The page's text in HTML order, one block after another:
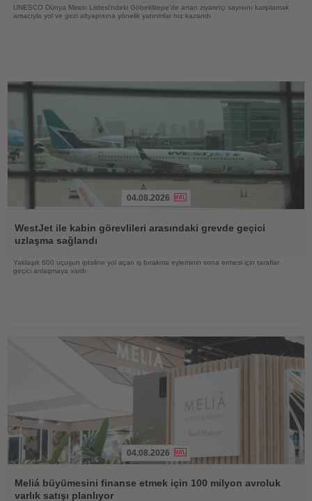
UNESCO Dünya Mirası Listesi'ndeki Göbeklitepe'de artan ziyaretçi sayısını karşılamak
amacıyla yol ve gezi altyapısına yönelik yatırımlar hız kazandı
Oku
04.08.2026
WestJet ile kabin görevlileri arasındaki grevde geçici
uzlaşma sağlandı
Yaklaşık 600 uçuşun iptaline yol açan iş bırakma eyleminin sona ermesi için taraflar
geçici anlaşmaya vardı
Oku
04.08.2026
Meliá büyümesini finanse etmek için 100 milyon avroluk
varlık satışı planlıyor